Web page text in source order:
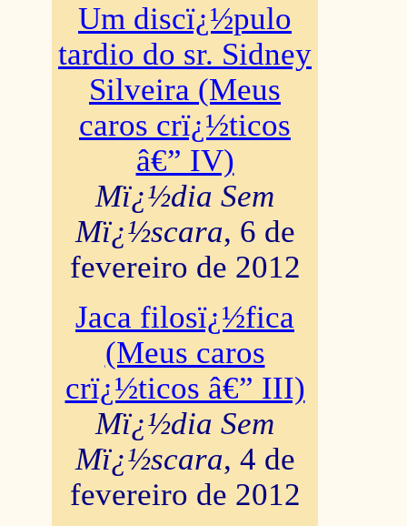
Um discï¿½pulo
tardio do sr. Sidney
Silveira (Meus
caros crï¿½ticos
â€” IV)
Mï¿½dia Sem
Mï¿½scara, 6 de
fevereiro de 2012
Jaca filosï¿½fica
(Meus caros
crï¿½ticos â€” III)
Mï¿½dia Sem
Mï¿½scara, 4 de
fevereiro de 2012